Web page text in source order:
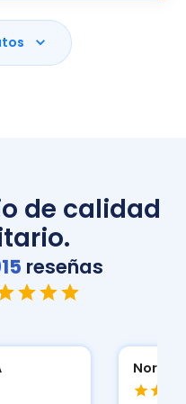
de calidad
reseñas